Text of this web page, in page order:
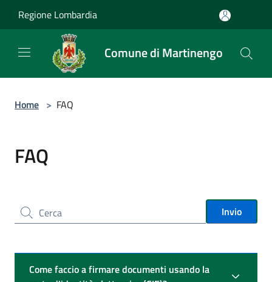
Regione Lombardia
Comune di Martinengo
Home > FAQ
FAQ
Cerca nel sito Invio
Come faccio a firmare documenti usando la